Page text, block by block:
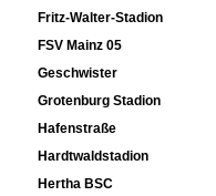
Fritz-Walter-Stadion
FSV Mainz 05
Geschwister
Grotenburg Stadion
Hafenstraße
Hardtwaldstadion
Hertha BSC